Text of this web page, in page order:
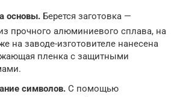
основы. Берется заготовка —
прочного алюминиевого сплава, на
на заводе-изготовителе нанесена
пленка с защитными
символов. С помощью